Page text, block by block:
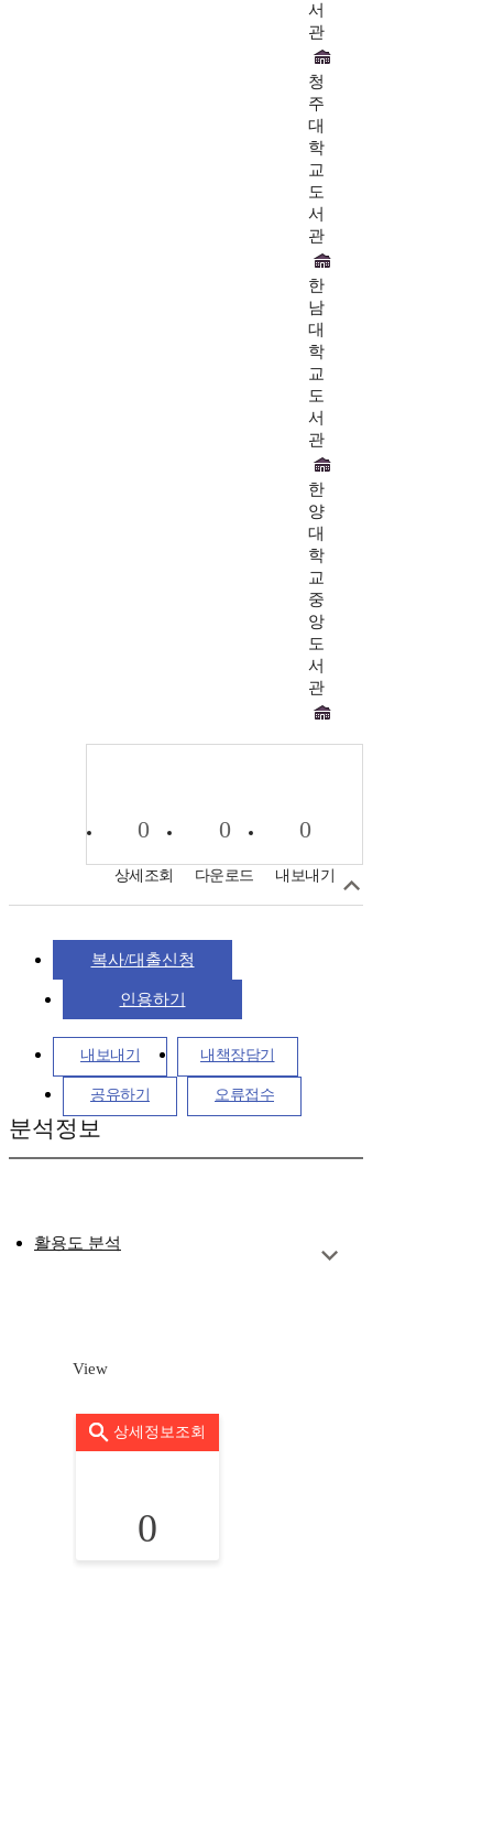
서
관
청
주
대
학
교
도
서
관
한
남
대
학
교
도
서
관
한
양
대
학
교
중
앙
도
서
관
0
상세조회
0
다운로드
0
내보내기
복사/대출신청
인용하기
내보내기 내책장담기
공유하기 오류접수
분석정보
활용도 분석
View
상세정보조회
0